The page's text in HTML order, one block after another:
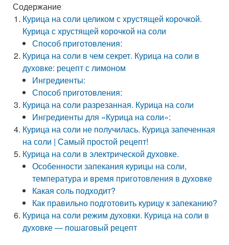
Содержание
Курица на соли целиком с хрустящей корочкой.
Курица с хрустящей корочкой на соли
Способ приготовления:
Курица на соли в чем секрет. Курица на соли в
духовке: рецепт с лимоном
Ингредиенты:
Способ приготовления:
Курица на соли разрезанная. Курица на соли
Ингредиенты для «Курица на соли»:
Курица на соли не получилась. Курица запеченная
на соли | Самый простой рецепт!
Курица на соли в электрической духовке.
Особенности запекания курицы на соли,
температура и время приготовления в духовке
Какая соль подходит?
Как правильно подготовить курицу к запеканию?
Курица на соли режим духовки. Курица на соли в
духовке — пошаговый рецепт